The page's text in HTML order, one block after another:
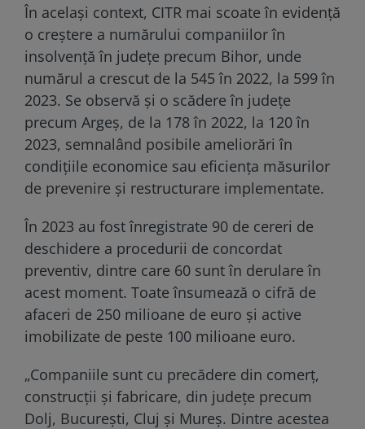
În același context, CITR mai scoate în evidență
o creştere a numărului companiilor în
insolvenţă în judeţe precum Bihor, unde
numărul a crescut de la 545 în 2022, la 599 în
2023. Se observă şi o scădere în judeţe
precum Argeş, de la 178 în 2022, la 120 în
2023, semnalând posibile ameliorări în
condiţiile economice sau eficienţa măsurilor
de prevenire şi restructurare implementate.
În 2023 au fost înregistrate 90 de cereri de
deschidere a procedurii de concordat
preventiv, dintre care 60 sunt în derulare în
acest moment. Toate însumează o cifră de
afaceri de 250 milioane de euro şi active
imobilizate de peste 100 milioane euro.
„Companiile sunt cu precădere din comerţ,
construcţii şi fabricare, din judeţe precum
Dolj, Bucureşti, Cluj şi Mureş. Dintre acestea